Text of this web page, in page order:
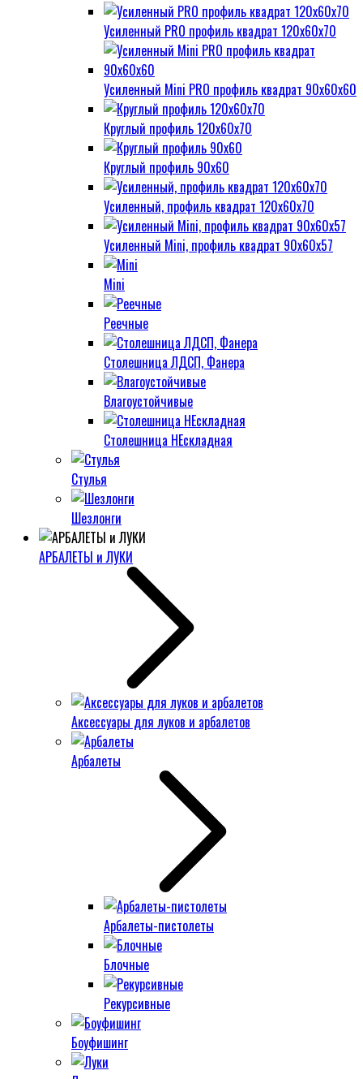
Усиленный PRO профиль квадрат 120х60х70
Усиленный Mini PRO профиль квадрат 90х60х60
Круглый профиль 120х60х70
Круглый профиль 90х60
Усиленный, профиль квадрат 120х60х70
Усиленный Mini, профиль квадрат 90х60х57
Mini
Реечные
Столешница ЛДСП, Фанера
Влагоустойчивые
Столешница НЕскладная
Стулья
Шезлонги
АРБАЛЕТЫ и ЛУКИ
Аксессуары для луков и арбалетов
Арбалеты
Арбалеты-пистолеты
Блочные
Рекурсивные
Боуфишинг